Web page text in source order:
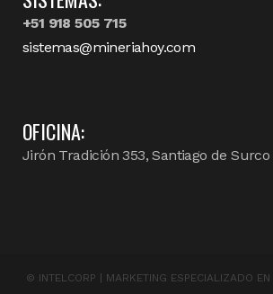
+51 918 505 715
sistemas@mineriahoy.com
OFICINA:
Jirón Tradición 353, Santiago de
© INTELCORP | MARKETING ESPECIALIZADO